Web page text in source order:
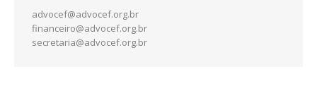
advocef@advocef.org.br
financeiro@advocef.org.br
secretaria@advocef.org.br